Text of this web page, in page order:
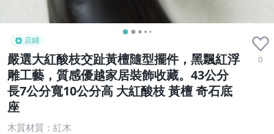
店鋪
嚴選大紅酸枝交趾黃檀隨型擺件，黑飄紅浮
雕工藝，質感優越家居裝飾收藏。43公分
長7公分寬10公分高 大紅酸枝 黃檀 奇石底
座
0
木質材質：紅木